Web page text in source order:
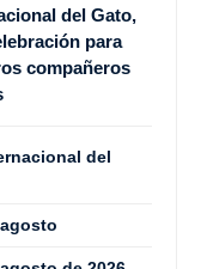
del Gato,
para
compañeros
del